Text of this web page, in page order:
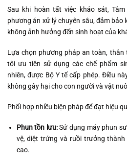
Sau khi hoàn tất việc khảo sát,
phương án xử lý chuyên sâu, đảm bảo
không ảnh hưởng đến sinh hoạt của
Lựa chọn phương pháp an toàn, thân
tôi ưu tiên sử dụng các chế phẩm
nhiên, được Bộ Y tế cấp phép. Điều
không gây hại cho con người và vật
Phối hợp nhiều biện pháp để đạt hiệu
Phun tồn lưu:Sử dụng máy phun
vệ, diệt trứng và ruồi trưởng
cao.